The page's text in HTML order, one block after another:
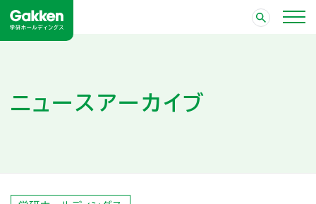
ニュースアーカイブ